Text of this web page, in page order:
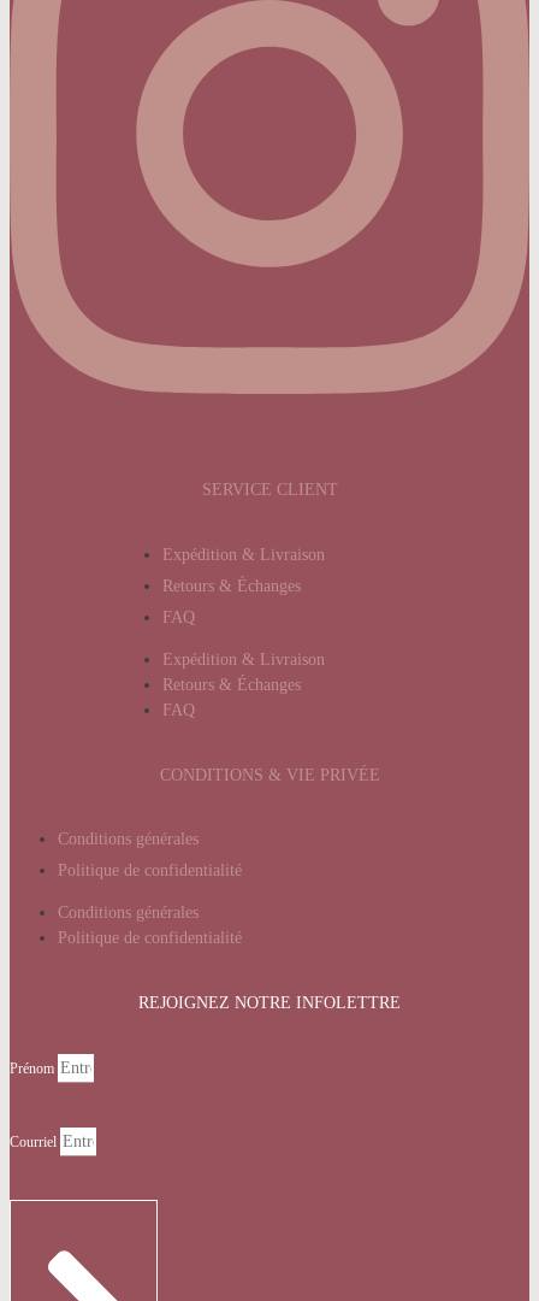
SERVICE CLIENT
Expédition & Livraison
Retours & Échanges
FAQ
Expédition & Livraison
Retours & Échanges
FAQ
CONDITIONS & VIE PRIVÉE
Conditions générales
Politique de confidentialité
Conditions générales
Politique de confidentialité
REJOIGNEZ NOTRE INFOLETTRE
Prénom
Courriel